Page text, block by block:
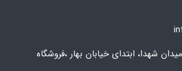
شهدا، ابتدای خیابان بهار ،فروشگاه